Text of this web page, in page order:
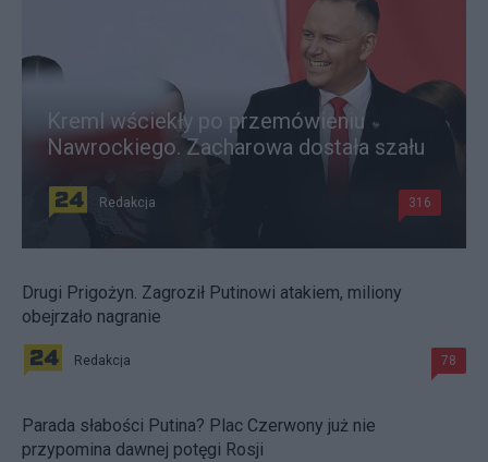
Kreml wściekły po przemówieniu
Nawrockiego. Zacharowa dostała szału
Redakcja 316
Drugi Prigożyn. Zagroził Putinowi atakiem, miliony
obejrzało nagranie
Redakcja 78
Parada słabości Putina? Plac Czerwony już nie
przypomina dawnej potęgi Rosji